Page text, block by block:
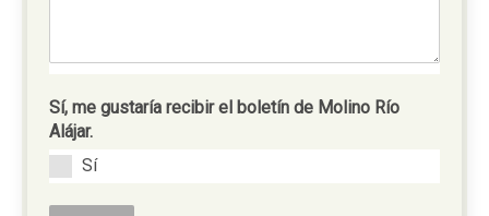
Sí, me gustaría recibir el boletín de Molino Río
Alájar.
Sí